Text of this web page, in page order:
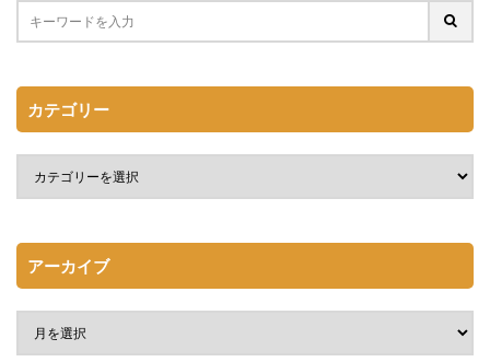
カテゴリー
アーカイブ